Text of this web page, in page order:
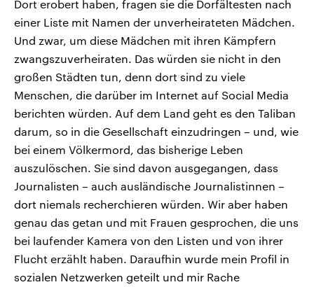
Dort erobert haben, fragen sie die Dorfältesten nach
einer Liste mit Namen der unverheirateten Mädchen.
Und zwar, um diese Mädchen mit ihren Kämpfern
zwangszuverheiraten. Das würden sie nicht in den
großen Städten tun, denn dort sind zu viele
Menschen, die darüber im Internet auf Social Media
berichten würden. Auf dem Land geht es den Taliban
darum, so in die Gesellschaft einzudringen – und, wie
bei einem Völkermord, das bisherige Leben
auszulöschen. Sie sind davon ausgegangen, dass
Journalisten – auch ausländische Journalistinnen –
dort niemals recherchieren würden. Wir aber haben
genau das getan und mit Frauen gesprochen, die uns
bei laufender Kamera von den Listen und von ihrer
Flucht erzählt haben. Daraufhin wurde mein Profil in
sozialen Netzwerken geteilt und mir Rache